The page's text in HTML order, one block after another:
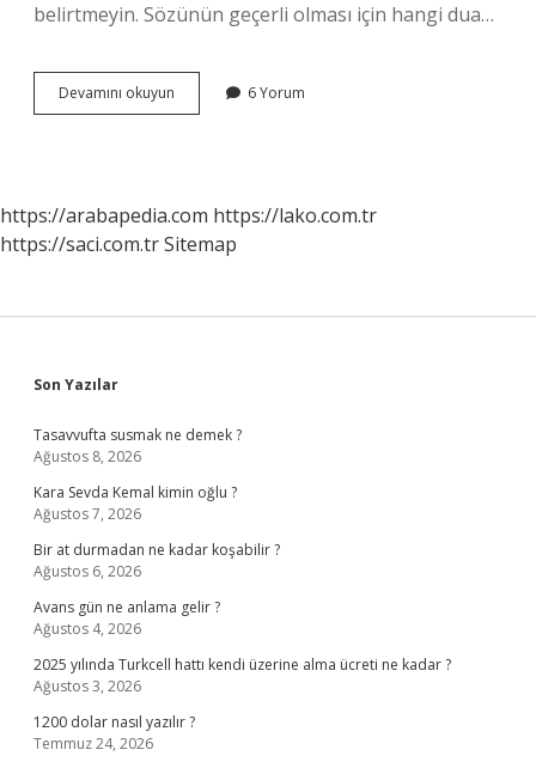
belirtmeyin. Sözünün geçerli olması için hangi dua…
Devamını okuyun
Dinlemeyen
Okunur
6 Yorum
https://arabapedia.com https://lako.com.tr
https://saci.com.trSitemap
Sidebar
Son Yazılar
Tasavvufta susmak ne demek ?
Ağustos 8, 2026
Kara Sevda Kemal kimin oğlu ?
Ağustos 7, 2026
Bir at durmadan ne kadar koşabilir ?
Ağustos 6, 2026
Avans gün ne anlama gelir ?
Ağustos 4, 2026
2025 yılında Turkcell hattı kendi üzerine alma ücreti ne kadar ?
Ağustos 3, 2026
1200 dolar nasıl yazılır ?
Temmuz 24, 2026